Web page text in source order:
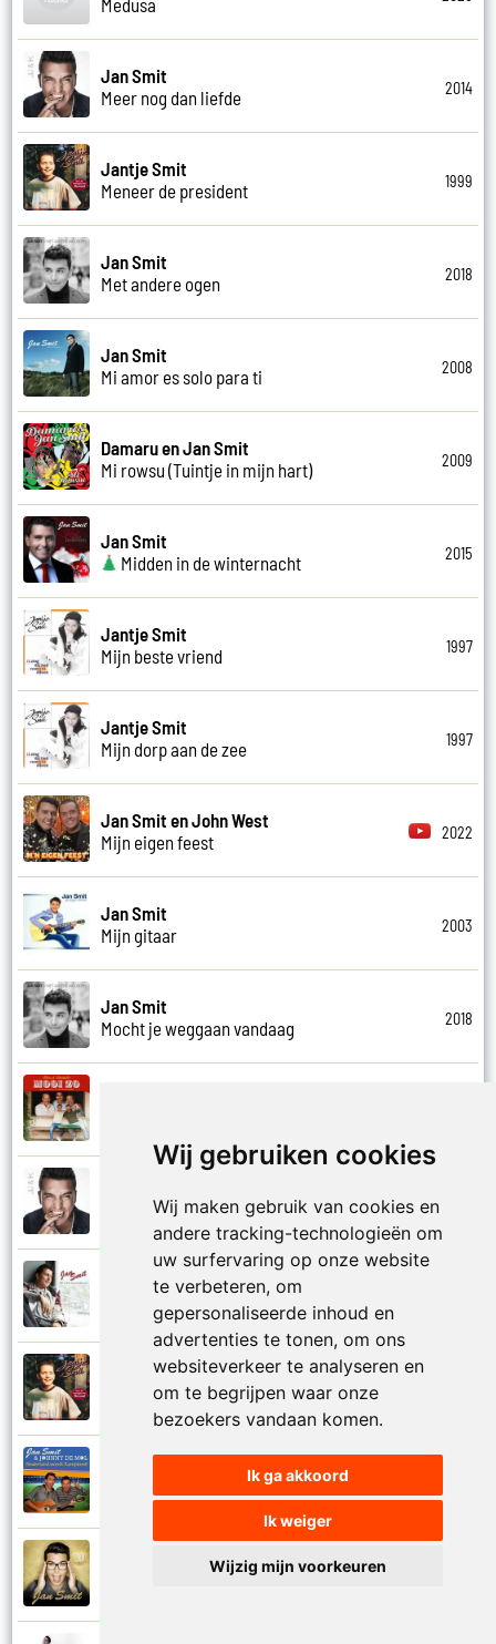
Wij gebruiken cookies
Wij maken gebruik van cookies en
andere tracking-technologieën om
uw surfervaring op onze website
te verbeteren, om
gepersonaliseerde inhoud en
advertenties te tonen, om ons
websiteverkeer te analyseren en
om te begrijpen waar onze
bezoekers vandaan komen.
Ik ga akkoord
Ik weiger
Wijzig mijn voorkeuren
Jan Smit
Meer nog dan liefde
2014
Jantje Smit
Meneer de president
1999
Jan Smit
Met andere ogen
2018
Jan Smit
Mi amor es solo para ti
2008
Damaru en Jan Smit
Mi rowsu (Tuintje in mijn hart)
2009
Jan Smit
Midden in de winternacht
2015
Jantje Smit
Mijn beste vriend
1997
Jantje Smit
Mijn dorp aan de zee
1997
Jan Smit en John West
Mijn eigen feest
2022
Jan Smit
Mijn gitaar
2003
Jan Smit
Mocht je weggaan vandaag
2018
Mooier dan ik dacht
Jan Smit
Na al die nachten
Jantje Smit
Nathalie
Jan Smit en Johnny De Mol
Nederland wordt kampioen